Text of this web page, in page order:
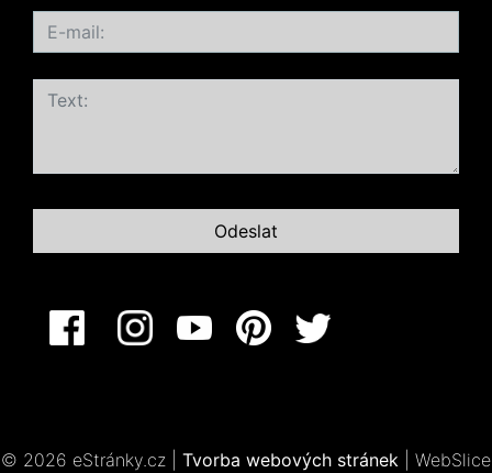
© 2026 eStránky.cz Tvorba webových stránek WebSlice